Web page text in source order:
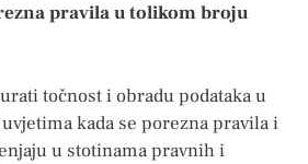
pravila u tolikom broju
točnost i obradu podataka u
kada se porezna pravila i
u stotinama pravnih i